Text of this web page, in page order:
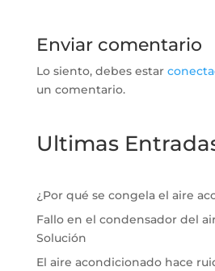
Enviar comentario
Lo siento, debes estar
un comentario.
Ultimas
¿Por qué se congela el aire
Fallo en el condensador del
Solución
El aire acondicionado hace